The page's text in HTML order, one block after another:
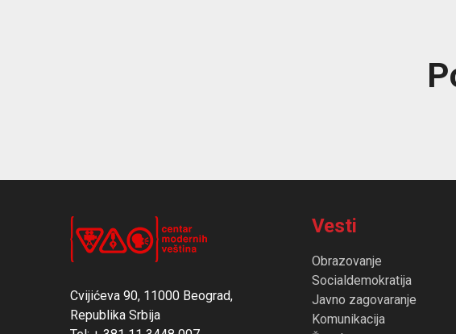
Cvijićeva 90, 11000 Beograd,
Republika Srbija
Vesti
Obrazovanje
Socialdemokratija
Javno zagovaranje
Komunikacija